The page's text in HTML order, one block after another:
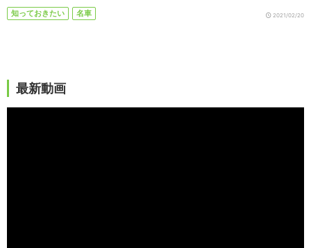
知っておきたい 名車 2021/02/20
最新動画